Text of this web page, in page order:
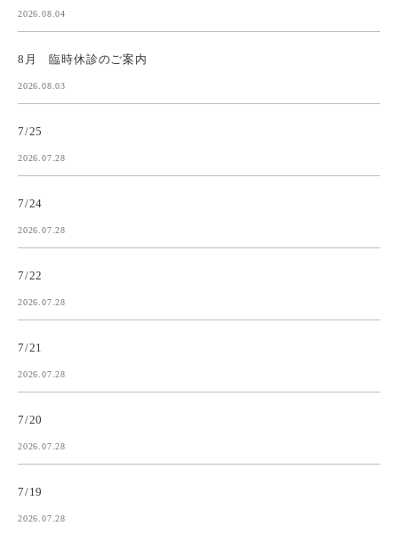
2026.08.04
8月 臨時休診のご案内
2026.08.03
7/25
2026.07.28
7/24
2026.07.28
7/22
2026.07.28
7/21
2026.07.28
7/20
2026.07.28
7/19
2026.07.28